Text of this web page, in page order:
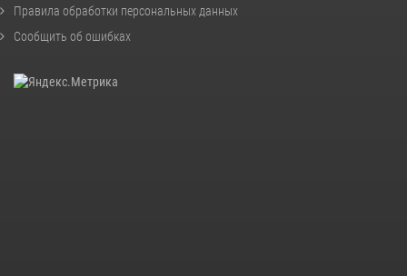
Правила обработки персональных данных
Сообщить об ошибках